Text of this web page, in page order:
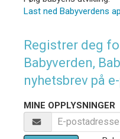
Last ned Babyverdens
Registrer deg
Babyverden,
nyhetsbrev på
MINE OPPLYSNINGER